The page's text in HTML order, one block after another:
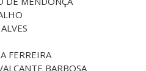
FERREIRA
BARBOSA